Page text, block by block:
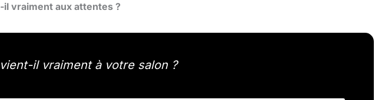
il vraiment aux attentes ?
il vraiment à votre salon ?